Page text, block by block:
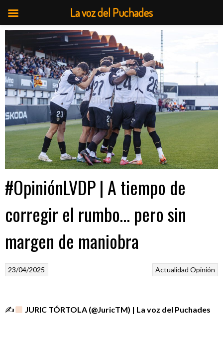
Saltar
contenido
#OpiniónLVDP | A tiempo de
corregir el rumbo… pero sin
margen de maniobra
Actualidad Opinión
23/04/2025
✍ JURIC TÓRTOLA (@JuricTM) | La voz del Puchades
La voz del Puchades